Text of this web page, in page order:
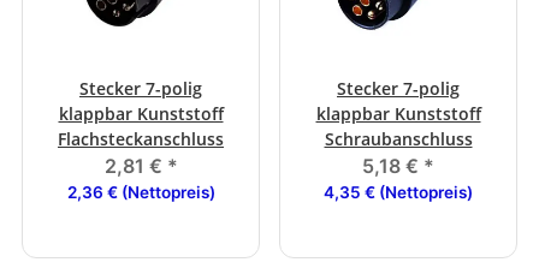
Stecker 7-polig
klappbar Kunststoff
Flachsteckanschluss
2,81 € *
2,36 € (Nettopreis)
Stecker 7-polig
klappbar Kunststoff
Schraubanschluss
5,18 € *
4,35 € (Nettopreis)